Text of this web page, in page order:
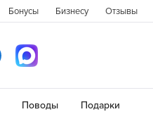
Бонусы Бизнесу Отзывы
Поводы Подарки